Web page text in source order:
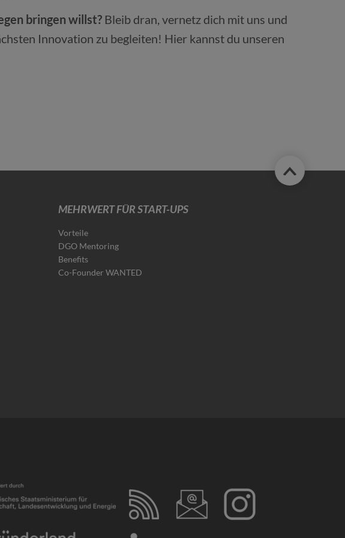
bringen willst? Bleib dran, vernetz dich mit uns und
Innovation zu begleiten! Hier kannst du unseren
MEHRWERT FÜR START-UPS
Vorteile
DGO Mentoring
Benefits
Co-Founder WANTED